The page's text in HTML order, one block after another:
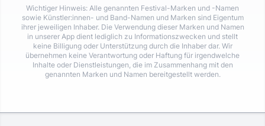
Wichtiger Hinweis: Alle genannten Festival-Marken und -Namen
sowie Künstler:innen- und Band-Namen und Marken sind Eigentum
ihrer jeweiligen Inhaber. Die Verwendung dieser Marken und Namen
in unserer App dient lediglich zu Informationszwecken und stellt
keine Billigung oder Unterstützung durch die Inhaber dar. Wir
übernehmen keine Verantwortung oder Haftung für irgendwelche
Inhalte oder Dienstleistungen, die im Zusammenhang mit den
genannten Marken und Namen bereitgestellt werden.